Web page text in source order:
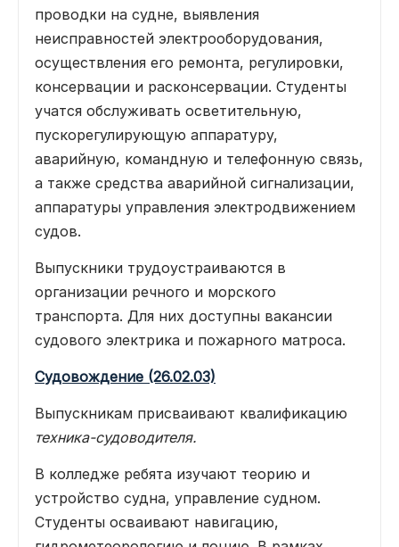
проводки на судне, выявления
неисправностей электрооборудования,
осуществления его ремонта, регулировки,
консервации и расконсервации. Студенты
учатся обслуживать осветительную,
пускорегулирующую аппаратуру,
аварийную, командную и телефонную связь,
а также средства аварийной сигнализации,
аппаратуры управления электродвижением
судов.
Выпускники трудоустраиваются в
организации речного и морского
транспорта. Для них доступны вакансии
судового электрика и пожарного матроса.
Судовождение (26.02.03)
Выпускникам присваивают квалификацию
техника-судоводителя.
В колледже ребята изучают теорию и
устройство судна, управление судном.
Студенты осваивают навигацию,